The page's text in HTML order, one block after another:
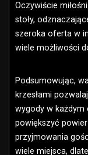
Oczywiście
stoły,
szeroka oferta w
wiele możliwości
Podsumowując,
krzesłami
wygody w każdym
powiększyć
przyjmowania
wiele miejsca,